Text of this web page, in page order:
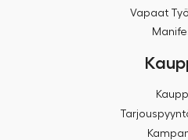
Vapaat